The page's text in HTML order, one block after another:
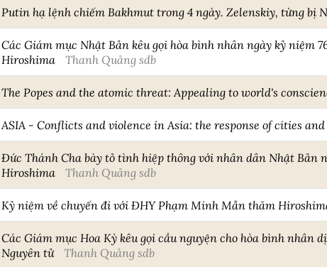
Putin hạ lệnh chiếm Bakhmut trong 4 ngày. Zelenskiy, từng bị
Các Giám mục Nhật Bản kêu gọi hòa bình nhân ngày kỷ niệm
Hiroshima
Thanh Quảng sdb
The Popes and the atomic threat: Appealing to world's
ASIA - Conflicts and violence in Asia: the response of cities
Đức Thánh Cha bày tỏ tình hiệp thông với nhân dân Nhật Bản
Hiroshima
Thanh Quảng sdb
Kỷ niệm về chuyến đi với ĐHY Phạm Minh Mẫn thăm
Các Giám mục Hoa Kỳ kêu gọi cầu nguyện cho hòa bình nhân
Nguyên tử
Thanh Quảng sdb